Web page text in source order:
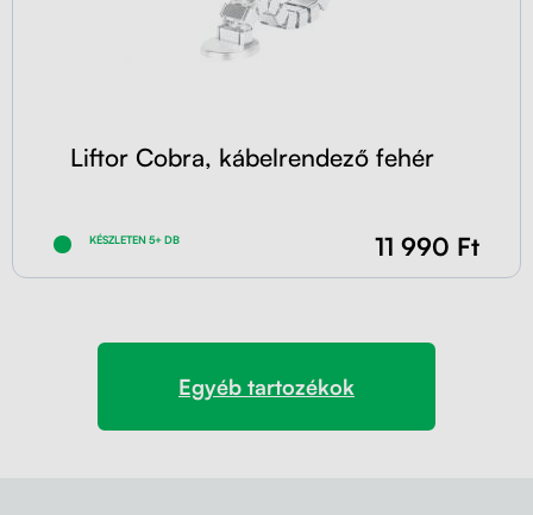
Liftor Cobra, kábelrendező fehér
KÉSZLETEN 5+ DB 11 990 Ft
Egyéb tartozékok